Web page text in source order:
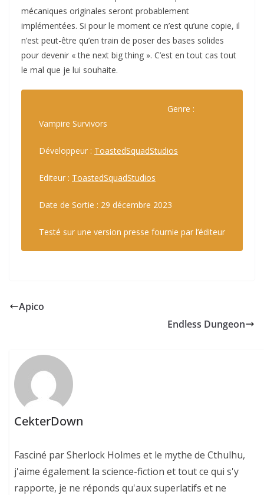
mécaniques originales seront probablement
implémentées. Si pour le moment ce n’est qu’une copie, il
n’est peut-être qu’en train de poser des bases solides
pour devenir « the next big thing ». C’est en tout cas tout
le mal que je lui souhaite.
Genre :
Vampire Survivors
Développeur : ToastedSquadStudios
Editeur : ToastedSquadStudios
Date de Sortie : 29 décembre 2023
Testé sur une version presse fournie par l’éditeur
Apico
Endless Dungeon
CekterDown
Fasciné par Sherlock Holmes et le mythe de Cthulhu,
j'aime également la science-fiction et tout ce qui s'y
rapporte, je ne réponds qu'aux superlatifs et ne